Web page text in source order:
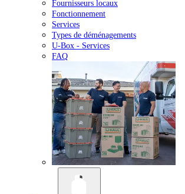
Fournisseurs locaux
Fonctionnement
Services
Types de déménagements
U-Box - Services
FAQ